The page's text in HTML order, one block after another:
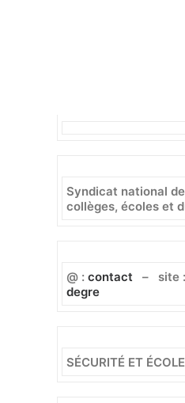
Syndicat national
collèges, écoles et
@ : contact – site :
degre
SÉCURITÉ ET